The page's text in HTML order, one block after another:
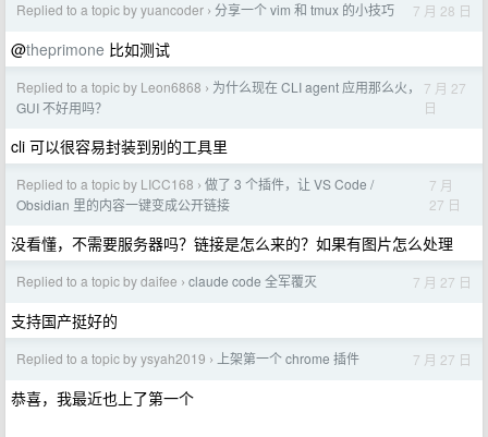
Replied to a topic by yuancoder › 分享一个 vim 和 tmux 的小技巧 7 月 28 日
@theprimone 比如测试
Replied to a topic by Leon6868 › 为什么现在 CLI agent 应用那么火，
GUI 不好用吗？
7 月 27
日
cli 可以很容易封装到别的工具里
Replied to a topic by LICC168 › 做了 3 个插件，让 VS Code /
Obsidian 里的内容一键变成公开链接
7 月
27 日
没看懂，不需要服务器吗？链接是怎么来的？如果有图片怎么处理
Replied to a topic by daifee › claude code 全军覆灭 7 月 27 日
支持国产挺好的
Replied to a topic by ysyah2019 › 上架第一个 chrome 插件 7 月 27 日
恭喜，我最近也上了第一个